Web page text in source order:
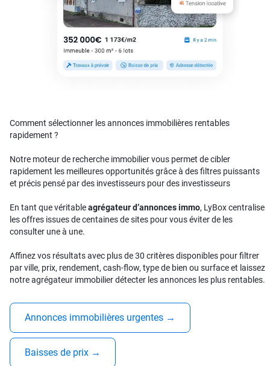
Comment sélectionner les annonces immobilières rentables
rapidement ?
Notre moteur de recherche immobilier vous permet de cibler
rapidement les meilleures opportunités grâce à des filtres puissants
et précis pensé par des investisseurs pour des investisseurs
En tant que véritableagrégateur d’annonces immo, LyBox centralise
les offres issues de centaines de sites pour vous éviter de les
consulter une à une.
Affinez vos résultats avec plus de 30 critères disponibles pour filtrer
par ville, prix, rendement, cash-flow, type de bien ou surface et laissez
notre agrégateur immobilier détecter les annonces les plus rentables.
Annonces immobilières urgentes →
Baisses de prix →